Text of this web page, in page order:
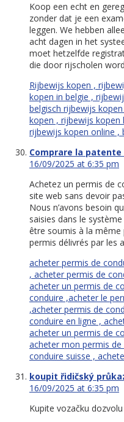
Koop een echt en
zonder dat je een
leggen. We hebben
acht dagen in het
moet hetzelfde
die door rijscholen
Rijbewijs kopen ,
kopen in belgie ,
belgisch rijbewijs
kopen , rijbewijs kopen
rijbewijs kopen online ,
Comprare la patente
16/09/2025 at 6:35 pm
Achetez un permis de
site web sans devoir
Nous n’avons besoin
saisies dans le
être soumis à la même
permis délivrés par les
acheter permis de
, acheter permis de
acheter un permis de
conduire ,acheter le
,acheter permis de
conduire en ligne ,
acheter un permis de
acheter mon permis
conduire suisse ,
koupit řidičský
16/09/2025 at 6:35 pm
Kupite vozačku